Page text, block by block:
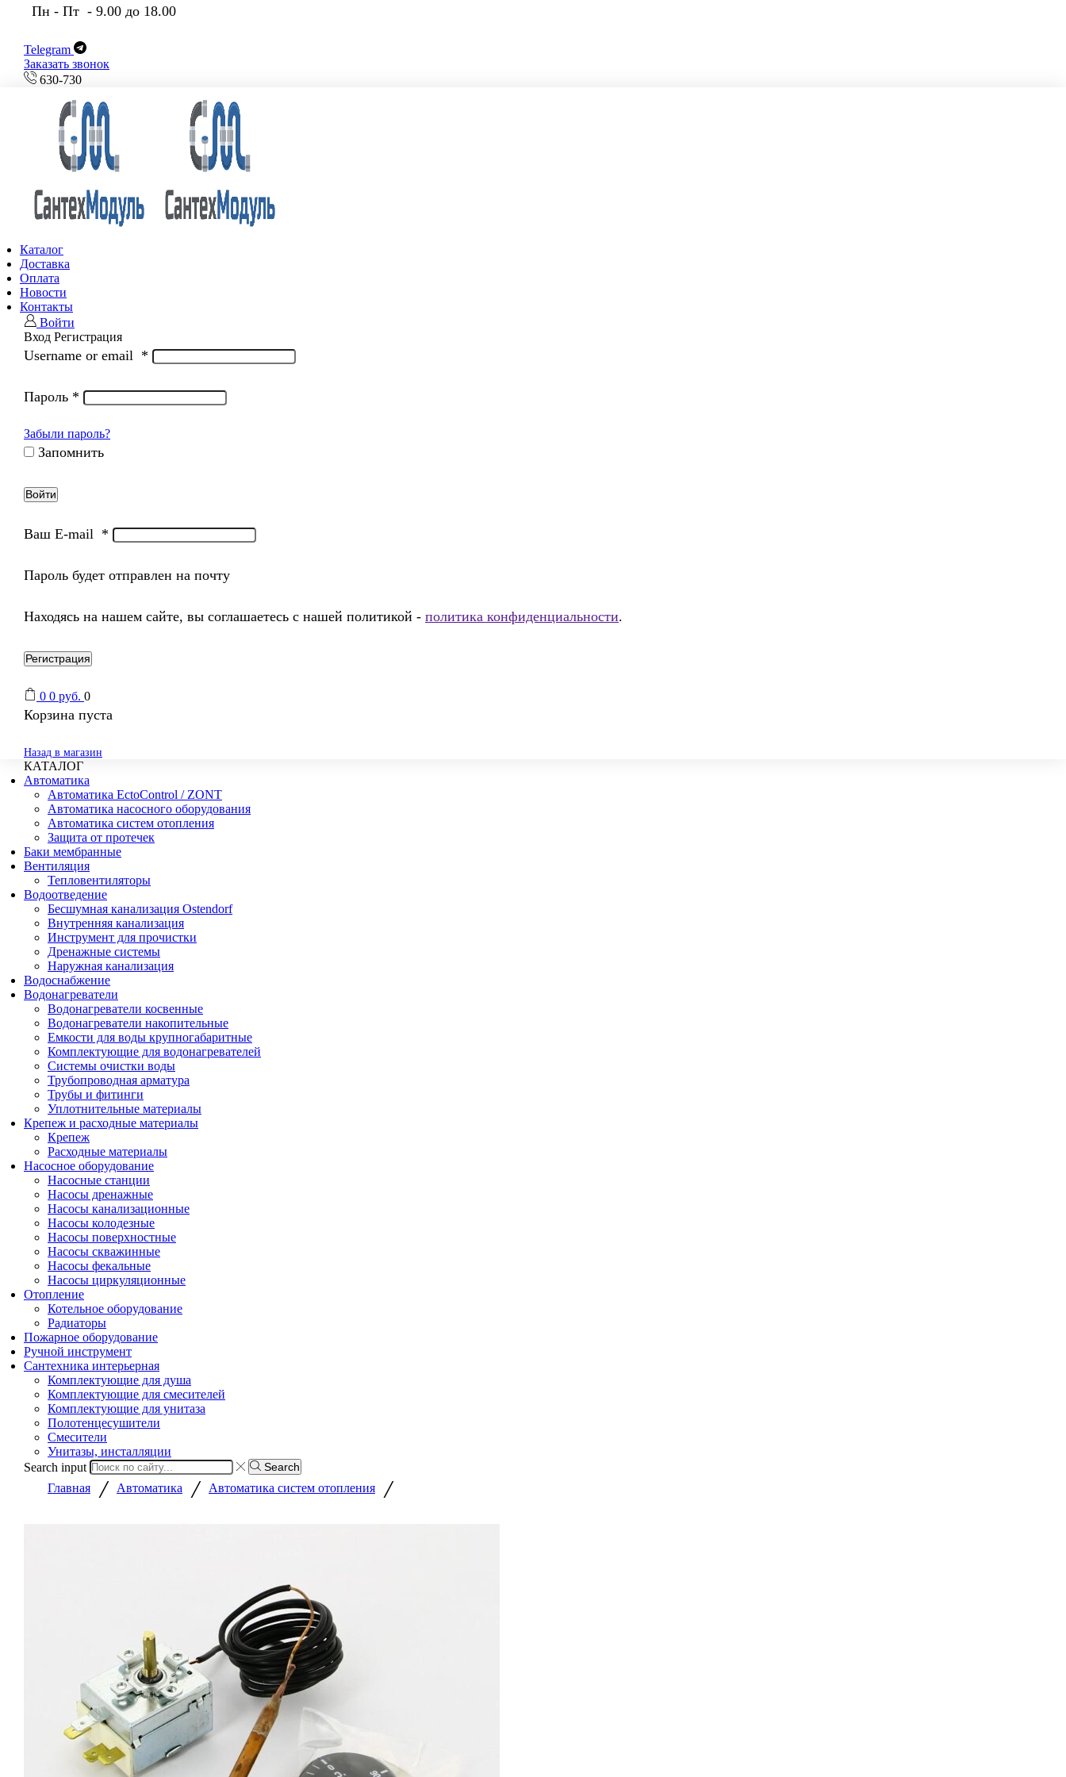
Пн - Пт - 9.00 до 18.00
Telegram
Заказать звонок
630-730
Каталог
Доставка
Оплата
Новости
Контакты
Войти
Вход Регистрация
Username or email *
Пароль *
Забыли пароль?
Запомнить
Войти
Ваш E-mail *
Пароль будет отправлен на почту
Находясь на нашем сайте, вы соглашаетесь с нашей политикой - политика конфиденциальности.
Регистрация
0 0 руб. 0
Корзина пуста
Назад в магазин
КАТАЛОГ
Автоматика
Автоматика EctoControl / ZONT
Автоматика насосного оборудования
Автоматика систем отопления
Защита от протечек
Баки мембранные
Вентиляция
Тепловентиляторы
Водоотведение
Бесшумная канализация Ostendorf
Внутренняя канализация
Инструмент для прочистки
Дренажные системы
Наружная канализация
Водоснабжение
Водонагреватели
Водонагреватели косвенные
Водонагреватели накопительные
Емкости для воды крупногабаритные
Комплектующие для водонагревателей
Системы очистки воды
Трубопроводная арматура
Трубы и фитинги
Уплотнительные материалы
Крепеж и расходные материалы
Крепеж
Расходные материалы
Насосное оборудование
Насосные станции
Насосы дренажные
Насосы канализационные
Насосы колодезные
Насосы поверхностные
Насосы скважинные
Насосы фекальные
Насосы циркуляционные
Отопление
Котельное оборудование
Радиаторы
Пожарное оборудование
Ручной инструмент
Сантехника интерьерная
Комплектующие для душа
Комплектующие для смесителей
Комплектующие для унитаза
Полотенцесушители
Смесители
Унитазы, инсталляции
Search input
Search
Главная / Автоматика / Автоматика систем отопления /